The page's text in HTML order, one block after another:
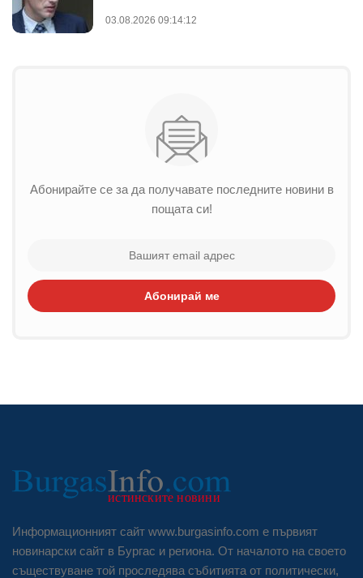
03.08.2026 09:14:12
Абонирайте се за да получавате последните новини в
пощата си!
Абонирай ме
Информационният сайт www.burgasinfo.com е първият
новинарски сайт в Бургас и региона. От началото на своето
съществуване той проследява събитията от политически,